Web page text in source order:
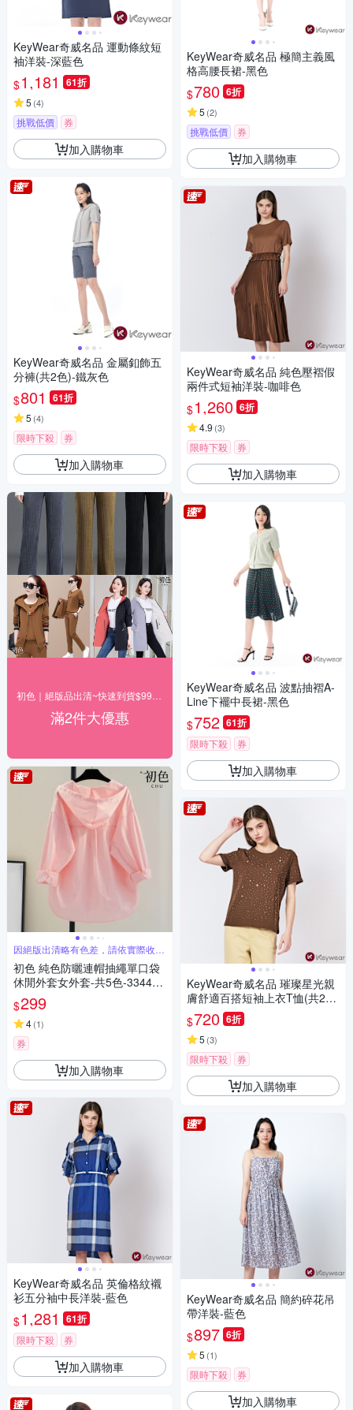
KeyWear奇威名品 運動條紋短
袖洋裝-深藍色
$1,181 61折
5 (4)
挑戰低價 券
加入購物車
KeyWear奇威名品 金屬釦飾五
分褲(共2色)-鐵灰色
$801 61折
5 (4)
限時下殺 券
加入購物車
滿2件大優惠
因絕版出清略有色差，請依實際收到
商品為主
初色 純色防曬連帽抽繩單口袋
休閒外套女外套-共5色-33445
(M-2XL可選)
$299
4(1)
券
加入購物車
KeyWear奇威名品 英倫格紋襯
衫五分袖中長洋裝-藍色
$1,281 61折
限時下殺 券
加入購物車
KeyWear奇威名品 極簡主義風
格高腰長裙-黑色
$780 6折
5 (2)
挑戰低價 券
加入購物車
KeyWear奇威名品 純色壓褶假
兩件式短袖洋裝-咖啡色
$1,260 6折
4.9 (3)
限時下殺 券
加入購物車
KeyWear奇威名品 波點抽褶A-
Line下襬中長裙-黑色
$752 61折
限時下殺 券
加入購物車
KeyWear奇威名品 璀璨星光親
膚舒適百搭短袖上衣T恤(共2
色)-咖啡色
$720 6折
5 (3)
限時下殺 券
加入購物車
KeyWear奇威名品 簡約碎花吊
帶洋裝-藍色
$897 6折
5 (1)
限時下殺 券
加入購物車